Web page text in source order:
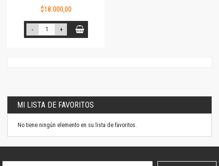
$18.000,00
- +
MI LISTA DE FAVORITOS
No tiene ningún elemento en su lista de favoritos.